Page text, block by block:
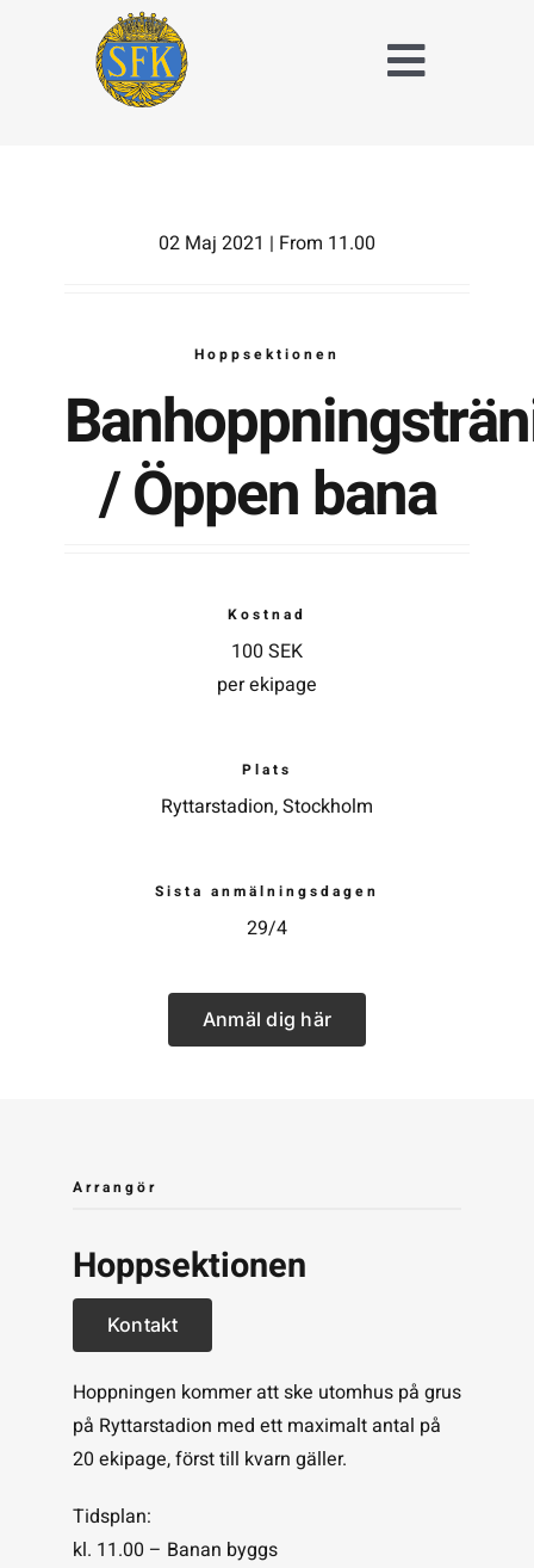
Toggle
Om Stockholms
Kalender
Kontakta SFK
Profilprodukter
reportage och
Arkiv
02 Maj 2021 | From 11.00
Hoppsektionen
/ Öppen bana
Kostnad
100 SEK
per ekipage
Plats
Ryttarstadion, Stockholm
Sista anmälningsdagen
29/4
Anmäl dig här
Arrangör
Hoppsektionen
Kontakt
Hoppningen kommer att ske utomhus på grus
på Ryttarstadion med ett maximalt antal på
20 ekipage, först till kvarn gäller.
Tidsplan:
kl. 11.00 – Banan byggs